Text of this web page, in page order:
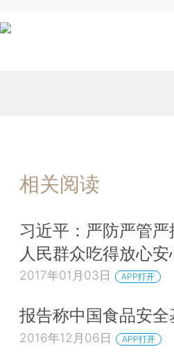
相关阅读
习近平：严防严管
人民群众吃得放心安
2017年01月03日 APP打开
报告称中国食品安
2016年12月06日 APP打开